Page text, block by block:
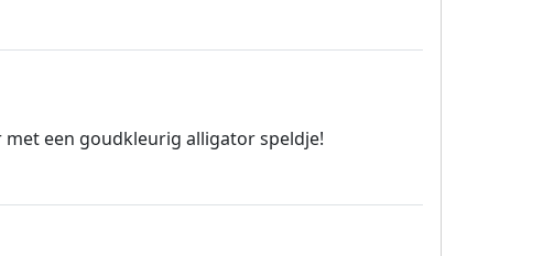
een goudkleurig alligator speldje!